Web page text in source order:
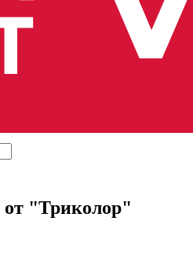
от "Триколор"